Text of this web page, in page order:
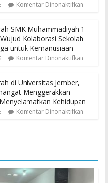
Komentar Dinonaktifkan
SMK Muhammadiyah 1
Kolaborasi Sekolah
untuk Kemanusiaan
Komentar Dinonaktifkan
di Universitas Jember,
Menggerakkan
Kehidupan
Komentar Dinonaktifkan